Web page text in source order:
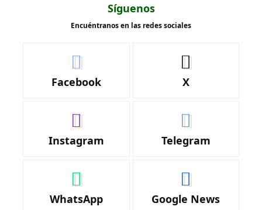
Síguenos
Encuéntranos en las redes sociales
Facebook X
Instagram Telegram
WhatsApp Google News